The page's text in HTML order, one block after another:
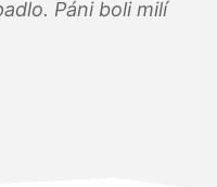
Páni boli milí